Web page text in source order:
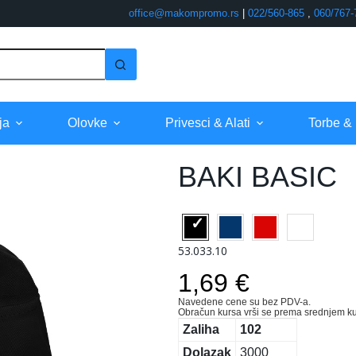
office@makompromo.rs 022/560-865, 060/767-
Olovke Privesci & Alati Torbe &
BAKI BASIC
53.033.10
1,69 €
Navedene cene su bez PDV-a.
Obračun kursa vrši se prema srednjem
Zaliha
102
Dolazak
3000